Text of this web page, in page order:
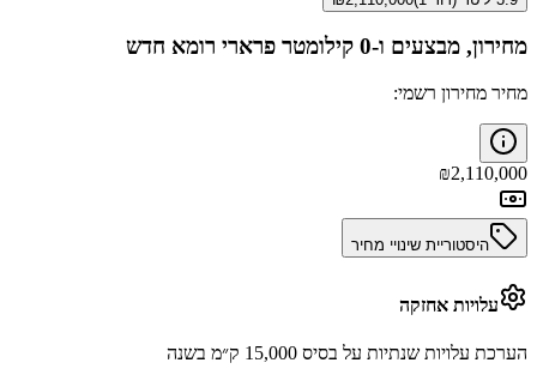
מחירון, מבצעים ו-0 קילומטר פרארי רומא חדש
מחיר מחירון רשמי:
₪2,110,000
היסטוריית שינויי מחיר
עלויות אחזקה
הערכת עלויות שנתיות על בסיס 15,000 ק״מ בשנה